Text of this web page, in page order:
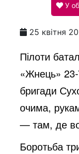
У
25 квітня
Пілоти
«Жнець» 23-
бригади
очима,
— там, де
Боротьба